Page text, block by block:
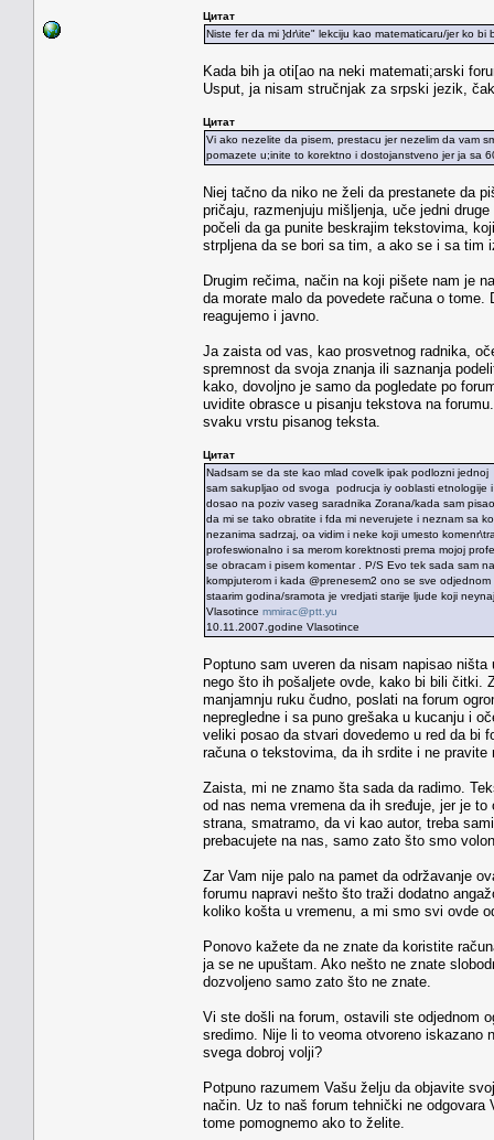
Цитат
Niste fer da mi }dr\ite" lekciju kao matematicaru/jer ko bi
Kada bih ja oti[ao na neki matemati;arski
Usput, ja nisam stručnjak za srpski jezik,
Цитат
Vi ako nezelite da pisem, prestacu jer nezelim da vam
pomazete u;inite to korektno i dostojanstveno jer ja sa
Niej tačno da niko ne želi da prestanete da
pričaju, razmenjuju mišljenja, uče jedni
počeli da ga punite beskrajim tekstovima,
strpljena da se bori sa tim, a ako se i sa tim
Drugim rečima, način na koji pišete nam je
da morate malo da povedete računa o
reagujemo i javno.
Ja zaista od vas, kao prosvetnog radnika,
spremnost da svoja znanja ili saznanja
kako, dovoljno je samo da pogledate po
uvidite obrasce u pisanju tekstova na
svaku vrstu pisanog teksta.
Цитат
Nadsam se da ste kao mlad covelk ipak podlozni
sam sakupljao od svoga podrucja iy ooblasti etnologije
dosao na poziv vaseg saradnika Zorana/kada sam
da mi se tako obratite i fda mi neverujete i neznam sa
nezanima sadrzaj, oa vidim i neke koji umesto
profeswionalno i sa merom korektnosti prema mojoj
se obracam i pisem komentar . P/S Evo tek sada sam
kompjuterom i kada @prenesem2 ono se sve
staarim godina/sramota je vredjati starije ljude koji
Vlasotince mmirac@ptt.yu
10.11.2007.godine Vlasotince
Poptuno sam uveren da nisam napisao
nego što ih pošaljete ovde, kako bi bili čitki.
manjamnju ruku čudno, poslati na forum
nepregledne i sa puno grešaka u kucanju i
veliki posao da stvari dovedemo u red da bi
računa o tekstovima, da ih srdite i ne pravite
Zaista, mi ne znamo šta sada da radimo.
od nas nema vremena da ih sređuje, jer je
strana, smatramo, da vi kao autor, treba
prebacujete na nas, samo zato što smo
Zar Vam nije palo na pamet da održavanje
forumu napravi nešto što traži dodatno
koliko košta u vremenu, a mi smo svi ovde
Ponovo kažete da ne znate da koristite
ja se ne upuštam. Ako nešto ne znate
dozvoljeno samo zato što ne znate.
Vi ste došli na forum, ostavili ste odjednom
sredimo. Nije li to veoma otvoreno iskazano
svega dobroj volji?
Potpuno razumem Vašu želju da objavite
način. Uz to naš forum tehnički ne odgovara
tome pomognemo ako to želite.